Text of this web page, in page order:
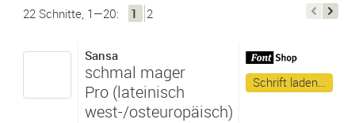
22 Schnitte, 1—20: 1 2
Sansa
schmal mager
Pro (lateinisch
west-/osteuropäisch)
Schrift laden…